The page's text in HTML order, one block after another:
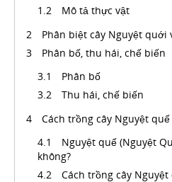
Mô tả thực vật
Phân biệt cây Nguyệt quới
Phân bố, thu hái, chế biến
Phân bố
Thu hái, chế biến
Cách trồng cây Nguyệt
Nguyệt quế (Nguyệt
không?
Cách trồng cây